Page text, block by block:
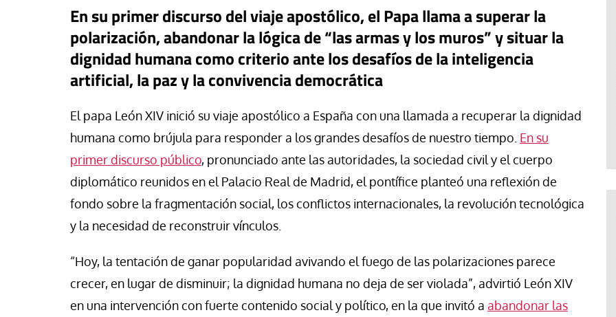
En su primer discurso del viaje apostólico, el Papa llama a superar la
polarización, abandonar la lógica de “las armas y los muros” y situar la
dignidad humana como criterio ante los desafíos de la inteligencia
artificial, la paz y la convivencia democrática
El papa León XIV inició su viaje apostólico a España con una llamada a recuperar la dignidad
humana como brújula para responder a los grandes desafíos de nuestro tiempo. En su
primer discurso público, pronunciado ante las autoridades, la sociedad civil y el cuerpo
diplomático reunidos en el Palacio Real de Madrid, el pontífice planteó una reflexión de
fondo sobre la fragmentación social, los conflictos internacionales, la revolución tecnológica
y la necesidad de reconstruir vínculos.
“Hoy, la tentación de ganar popularidad avivando el fuego de las polarizaciones parece
crecer, en lugar de disminuir; la dignidad humana no deja de ser violada”, advirtió León XIV
en una intervención con fuerte contenido social y político, en la que invitó a abandonar las
más que OnlyFans: el
digital que monetiza la
de las jóvenes
#EstáPasando
Los sindicatos destacan la
aportación positiva de la
regularización extraordinaria al
crecimiento del empleo
#EstáPasando
Enrique Angelelli, el obispo